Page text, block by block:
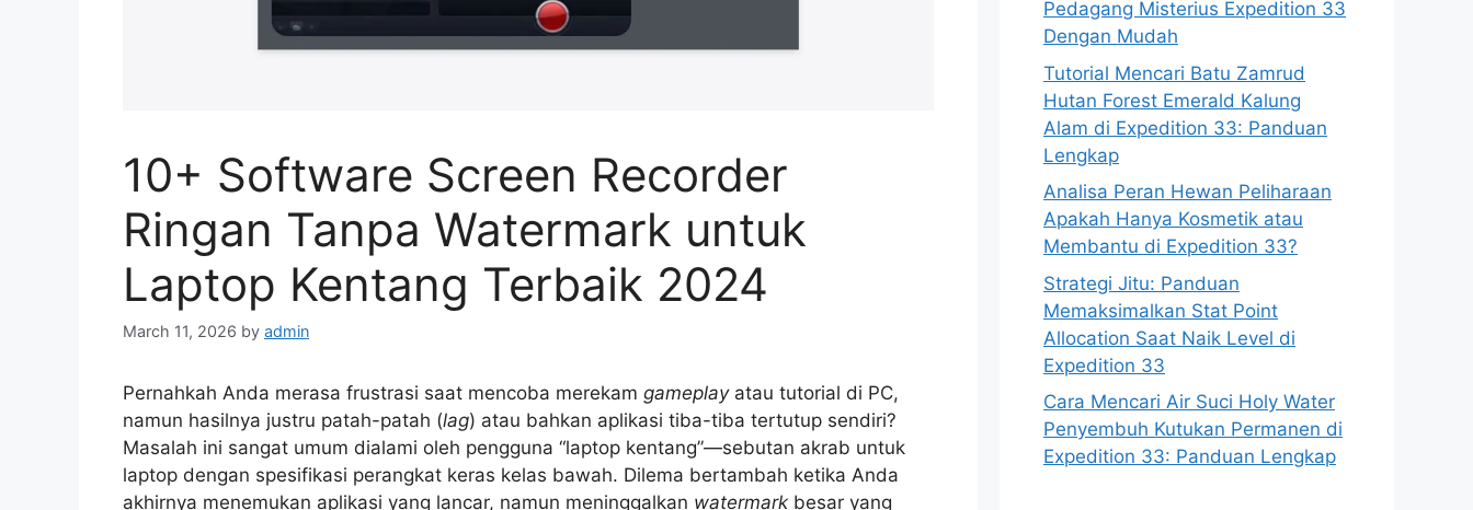
10+ Software Screen Recorder
Ringan Tanpa Watermark untuk
Laptop Kentang Terbaik 2024
March 11, 2026 by admin
Pernahkah Anda merasa frustrasi saat mencoba merekam gameplayatau tutorial di PC,
namun hasilnya justru patah-patah (lag) atau bahkan aplikasi tiba-tiba tertutup sendiri?
Masalah ini sangat umum dialami oleh pengguna “laptop kentang”—sebutan akrab untuk
laptop dengan spesifikasi perangkat keras kelas bawah. Dilema bertambah ketika Anda
akhirnya menemukan aplikasi yang lancar, namun meninggalkan watermark besar yang
Pedagang Misterius Expedition 33
Dengan Mudah
Tutorial Mencari Batu Zamrud
Hutan Forest Emerald Kalung
Alam di Expedition 33: Panduan
Lengkap
Analisa Peran Hewan Peliharaan
Apakah Hanya Kosmetik atau
Membantu di Expedition 33?
Strategi Jitu: Panduan
Memaksimalkan Stat Point
Allocation Saat Naik Level di
Expedition 33
Cara Mencari Air Suci Holy Water
Penyembuh Kutukan Permanen di
Expedition 33: Panduan Lengkap